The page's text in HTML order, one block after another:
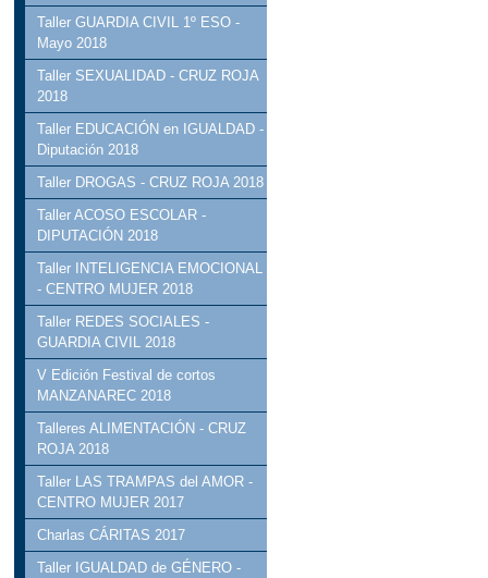
Taller GUARDIA CIVIL 1º ESO -
Mayo 2018
Taller SEXUALIDAD - CRUZ ROJA
2018
Taller EDUCACIÓN en IGUALDAD -
Diputación 2018
Taller DROGAS - CRUZ ROJA 2018
Taller ACOSO ESCOLAR -
DIPUTACIÓN 2018
Taller INTELIGENCIA EMOCIONAL
- CENTRO MUJER 2018
Taller REDES SOCIALES -
GUARDIA CIVIL 2018
V Edición Festival de cortos
MANZANAREC 2018
Talleres ALIMENTACIÓN - CRUZ
ROJA 2018
Taller LAS TRAMPAS del AMOR -
CENTRO MUJER 2017
Charlas CÁRITAS 2017
Taller IGUALDAD de GÉNERO -